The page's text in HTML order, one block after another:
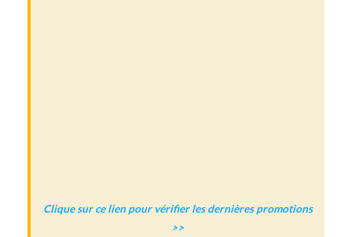
Clique sur ce lien pour vérifier les dernières promotions
>>